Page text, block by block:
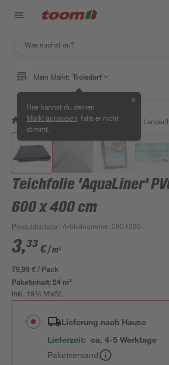
Mein Markt: Troisdorf
Hier kannst du deinen
Markt anpassen , falls er nicht
stimmt.
✕
/ Garten & Freizeit / Gartenbau &
Teichfolie 'AquaLiner'
600 x 400 cm
Produktdetails | Artikelnummer: 2801290
3,33 €/ m²
79,99 € / Pack
Paketinhalt:24 m²
inkl. 19% MwSt.
Lieferung nach Hause
Lieferzeit: ca. 4-5 Werktage
Paketversand